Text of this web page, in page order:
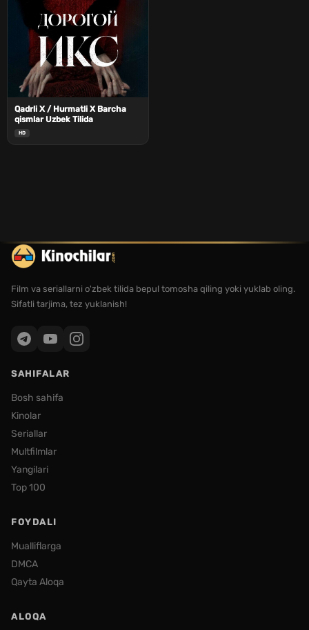
Qadrli X / Hurmatli X Barcha
qismlar Uzbek Tilida
HD
Film va seriallarni o'zbek tilida bepul tomosha qiling yoki yuklab oling.
Sifatli tarjima, tez yuklanish!
SAHIFALAR
Bosh sahifa
Kinolar
Seriallar
Multfilmlar
Yangilari
Top 100
FOYDALI
Mualliflarga
DMCA
Qayta Aloqa
ALOQA